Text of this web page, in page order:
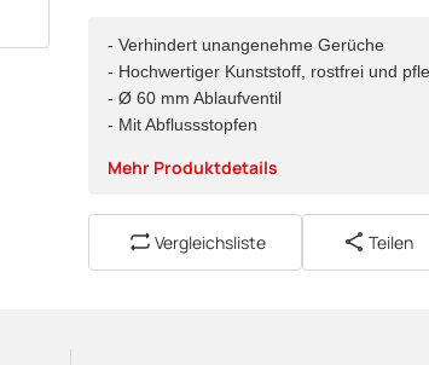
- Verhindert unangenehme Gerüche
- Hochwertiger Kunststoff, rostfrei und
- Ø 60 mm Ablaufventil
- Mit Abflussstopfen
Mehr Produktdetails
Vergleichsliste Teilen